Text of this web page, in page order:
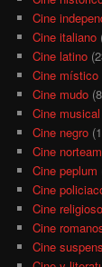
Cine
Cine italiano
Cine latino
Cine místico
Cine mudo
Cine musical
Cine negro
Cine
Cine peplum
Cine
Cine religioso
Cine
Cine